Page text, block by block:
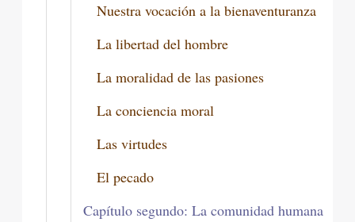
Nuestra vocación a la bienaventuranza
La libertad del hombre
La moralidad de las pasiones
La conciencia moral
Las virtudes
El pecado
Capítulo segundo: La comunidad humana